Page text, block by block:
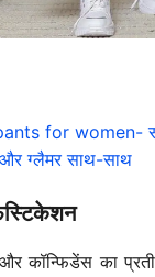
for women-
और ग्लैमर साथ-साथ
कॉन्फिडेंस का